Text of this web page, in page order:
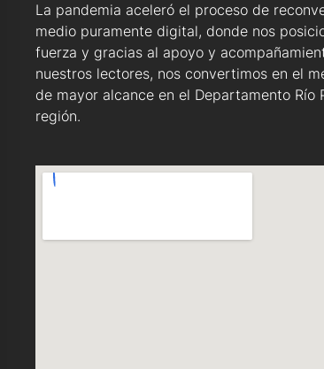
La pandemia aceleró el proceso de
medio puramente digital, donde nos
fuerza y gracias al apoyo y
nuestros lectores, nos convertimos en el
de mayor alcance en el Departamento Río
región.